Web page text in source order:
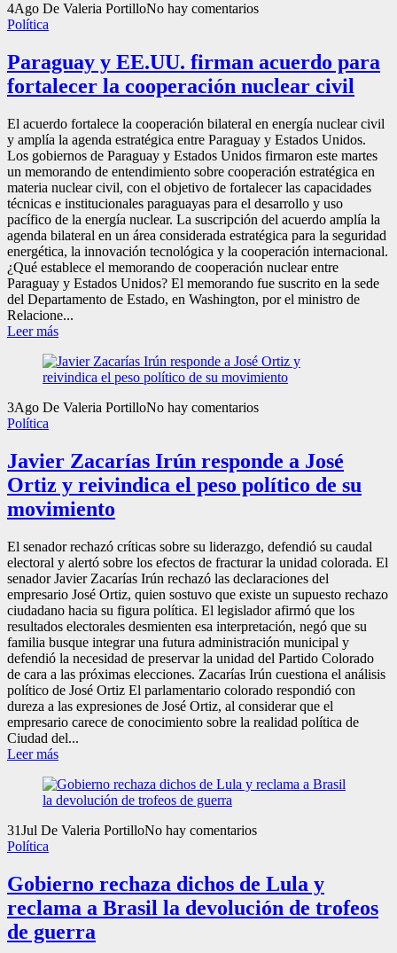
4Ago De Valeria PortilloNo hay comentarios
Política
Paraguay y EE.UU. firman acuerdo para
fortalecer la cooperación nuclear civil
El acuerdo fortalece la cooperación bilateral en energía nuclear civil
y amplía la agenda estratégica entre Paraguay y Estados Unidos.
Los gobiernos de Paraguay y Estados Unidos firmaron este martes
un memorando de entendimiento sobre cooperación estratégica en
materia nuclear civil, con el objetivo de fortalecer las capacidades
técnicas e institucionales paraguayas para el desarrollo y uso
pacífico de la energía nuclear. La suscripción del acuerdo amplía la
agenda bilateral en un área considerada estratégica para la seguridad
energética, la innovación tecnológica y la cooperación internacional.
¿Qué establece el memorando de cooperación nuclear entre
Paraguay y Estados Unidos? El memorando fue suscrito en la sede
del Departamento de Estado, en Washington, por el ministro de
Relacione...
Leer más
3Ago De Valeria PortilloNo hay comentarios
Política
Javier Zacarías Irún responde a José
Ortiz y reivindica el peso político de su
movimiento
El senador rechazó críticas sobre su liderazgo, defendió su caudal
electoral y alertó sobre los efectos de fracturar la unidad colorada. El
senador Javier Zacarías Irún rechazó las declaraciones del
empresario José Ortiz, quien sostuvo que existe un supuesto rechazo
ciudadano hacia su figura política. El legislador afirmó que los
resultados electorales desmienten esa interpretación, negó que su
familia busque integrar una futura administración municipal y
defendió la necesidad de preservar la unidad del Partido Colorado
de cara a las próximas elecciones. Zacarías Irún cuestiona el análisis
político de José Ortiz El parlamentario colorado respondió con
dureza a las expresiones de José Ortiz, al considerar que el
empresario carece de conocimiento sobre la realidad política de
Ciudad del...
Leer más
31Jul De Valeria PortilloNo hay comentarios
Política
Gobierno rechaza dichos de Lula y
reclama a Brasil la devolución de trofeos
de guerra